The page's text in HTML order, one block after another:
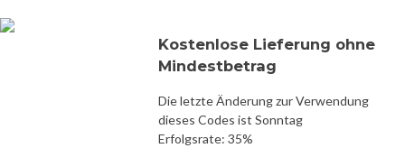
Kostenlose Lieferung ohne
Mindestbetrag
Die letzte Änderung zur Verwendung
dieses Codes ist Sonntag
Erfolgsrate: 35%